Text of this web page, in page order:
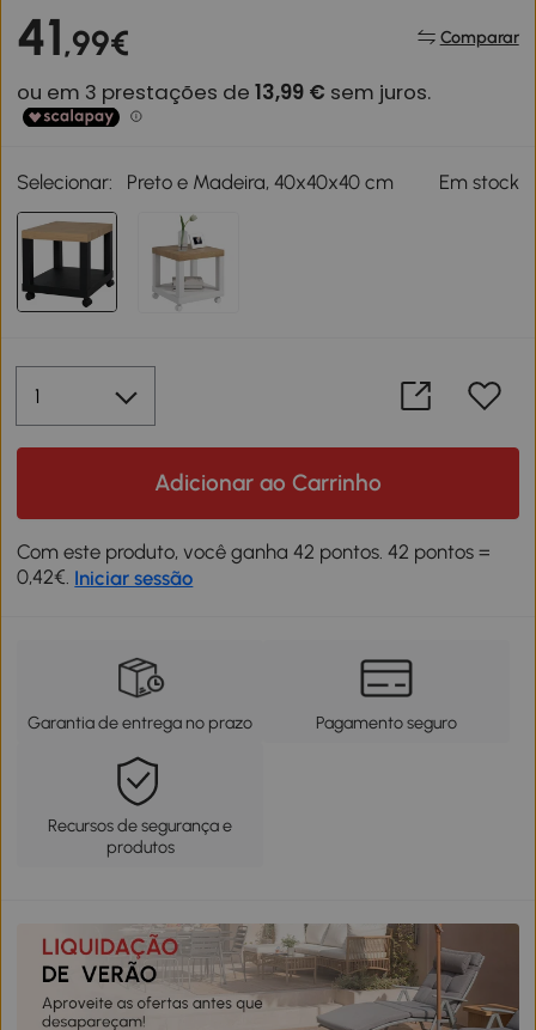
41,99€ Comparar
Selecionar: Preto e Madeira, 40x40x40 cm Em stock
Adicionar ao Carrinho
Com este produto, você ganha 42 pontos. 42 pontos =
0,42€. Iniciar sessão
Garantia de entrega no prazo Pagamento seguro
Recursos de segurança e
produtos